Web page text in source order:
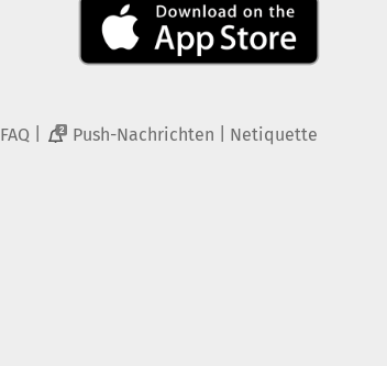
FAQ 2 Push-Nachrichten Netiquette